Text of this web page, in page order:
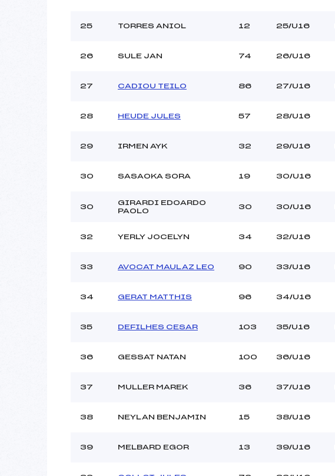
25 TORRES ANIOL 12 25/U16
26 SULE JAN 74 26/U16
27 CADIOU TEILO 86 27/U16
28 HEUDE JULES 57 28/U16
29 IRMEN AYK 32 29/U16
30 SASAOKA SORA 19 30/U16
30
GIRARDI EDOARDO
PAOLO
30 30/U16
32 YERLY JOCELYN 34 32/U16
33 AVOCAT MAULAZ LEO 90 33/U16
34 GERAT MATTHIS 96 34/U16
35 DEFILHES CESAR 103 35/U16
36 GESSAT NATAN 100 36/U16
37 MULLER MAREK 36 37/U16
38 NEYLAN BENJAMIN 15 38/U16
39 MELBARD EGOR 13 39/U16